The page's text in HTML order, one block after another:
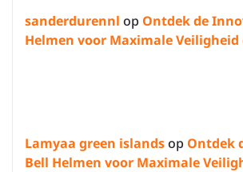
sanderdurennl op Ontdek de
Helmen voor Maximale Veiligheid
Lamyaa green islandsop Ontdek
Bell Helmen voor Maximale